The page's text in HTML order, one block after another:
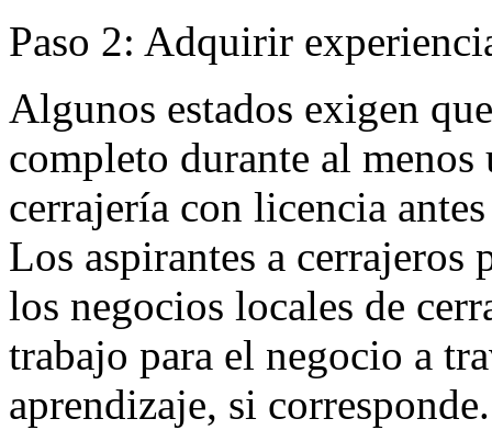
Paso 2: Adquirir
Algunos estados exigen
completo durante al
cerrajería con licencia
Los aspirantes a cerrajeros
los negocios locales de
trabajo para el negocio a
aprendizaje, si corresponde.